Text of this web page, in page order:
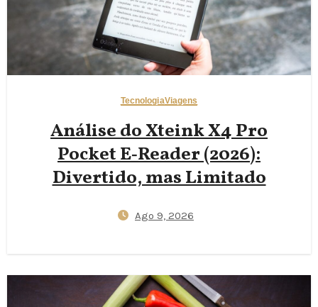
TecnologiaViagens
Análise do Xteink X4 Pro
Pocket E‑Reader (2026):
Divertido, mas Limitado
Ago 9, 2026